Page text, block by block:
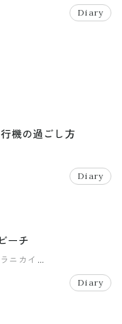
Diary
機の過ごし方
Diary
ーチ
ニカイ
Diary